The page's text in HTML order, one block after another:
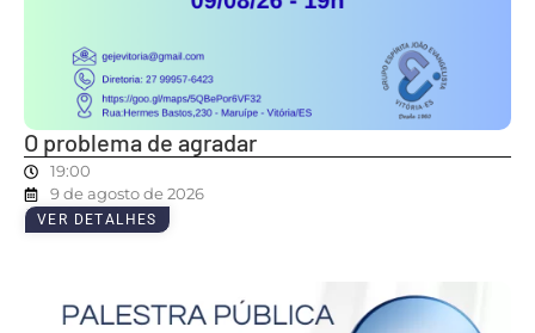
O problema de agradar
19:00
9 de agosto de 2026
VER DETALHES